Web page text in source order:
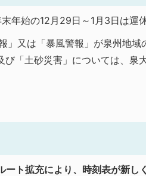
年始の12月29日～1月3日は運
」又は「暴風警報」が泉州地域
「土砂災害」については、泉
ト拡充により、時刻表が新し